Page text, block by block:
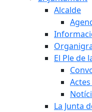
Alcalde
El Ple de
La Junta